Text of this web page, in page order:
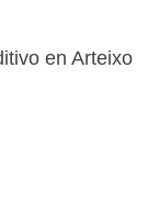
en Arteixo